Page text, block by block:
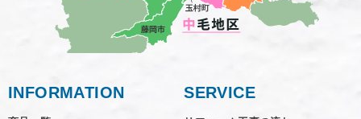
INFORMATION SERVICE